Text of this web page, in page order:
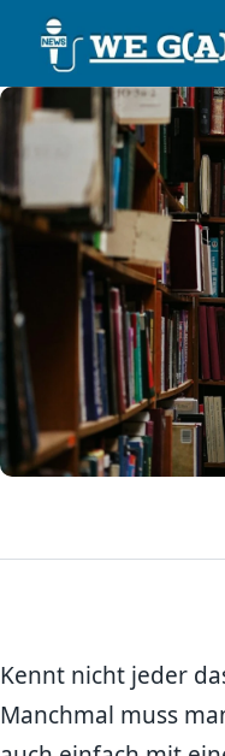
Kennt nicht jeder
Manchmal muss